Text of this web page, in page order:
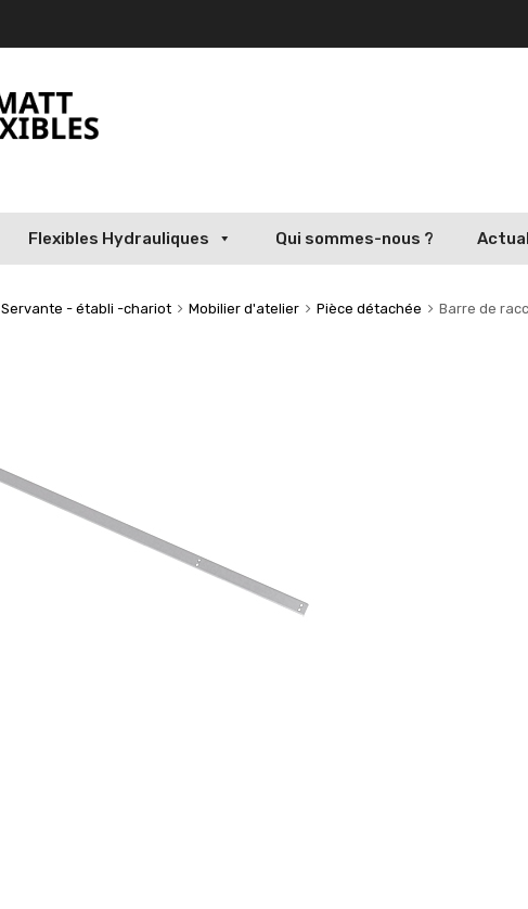
Flexibles Hydrauliques Qui sommes-nous ?
Servante - établi -chariot Mobilier d'atelier Pièce détachée Barre de